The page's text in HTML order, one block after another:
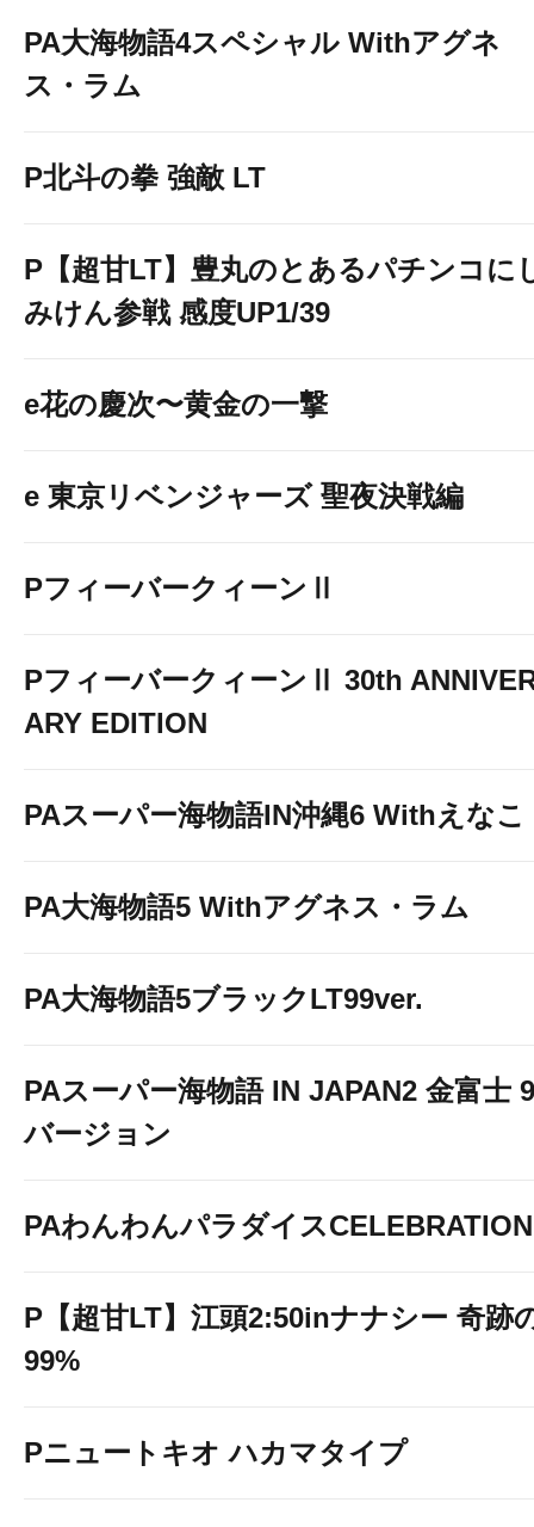
PA大海物語4スペシャル Withアグネ
ス・ラム
P北斗の拳 強敵 LT
P【超甘LT】豊丸のとあるパチンコに
みけん参戦 感度UP1/39
e花の慶次〜黄金の一撃
e 東京リベンジャーズ 聖夜決戦編
PフィーバークィーンⅡ
PフィーバークィーンⅡ 30th
ARY EDITION
PAスーパー海物語IN沖縄6 Withえなこ
PA大海物語5 Withアグネス・ラム
PA大海物語5ブラックLT99ver.
PAスーパー海物語 IN JAPAN2 金富士
バージョン
PAわんわんパラダイスCELEBRATION
P【超甘LT】江頭2:50inナナシー 奇跡
99%
Pニュートキオ ハカマタイプ